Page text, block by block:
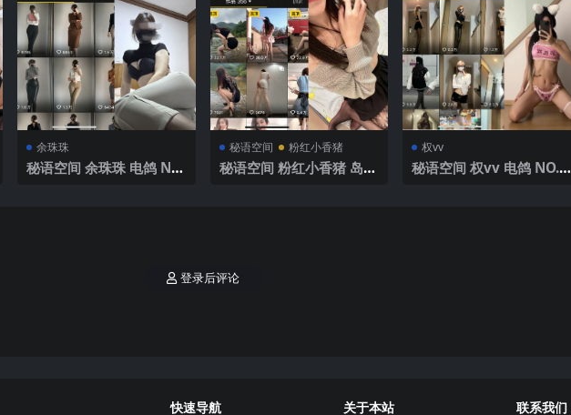
余珠珠
秘语空间 余珠珠 电鸽 NO.
秘语空间 粉红小香猪
秘语空间 粉红小香猪 岛遇
权vv
秘语空间 权vv 电鸽 NO.0
登录后评论
快速导航 关于本站 联系我们